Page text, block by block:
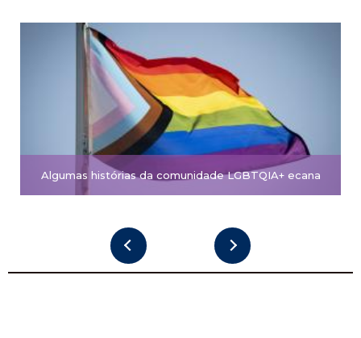
Algumas histórias da comunidade LGBTQIA+ ecana